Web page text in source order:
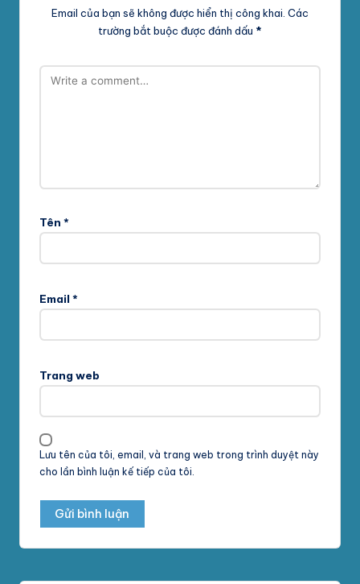
Email của bạn sẽ không được hiển thị công khai. Các
trường bắt buộc được đánh dấu *
Tên *
Email *
Trang web
Lưu tên của tôi, email, và trang web trong trình duyệt này
cho lần bình luận kế tiếp của tôi.